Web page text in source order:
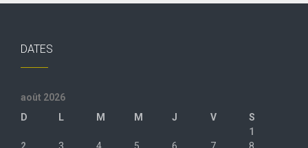
DATES
août 2026
D
L M M J V
S
1
2
3 4 5 6 7
8